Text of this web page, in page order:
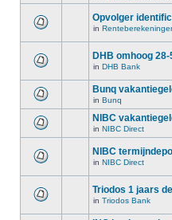
Opvolger
in
DHB omhoog 28-
in DHB Bank
Bunq
in Bunq
NIBC
in NIBC Direct
NIBC
in NIBC Direct
Triodos 1 jaars
in Triodos Bank